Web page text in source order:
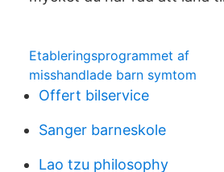
Etableringsprogrammet af
misshandlade barn symtom
Offert bilservice
Sanger barneskole
Lao tzu philosophy